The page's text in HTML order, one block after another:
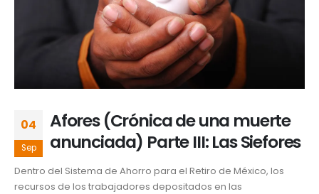
04
Sep
Afores (Crónica de una muerte
anunciada) Parte III: Las Siefores
Dentro del Sistema de Ahorro para el Retiro de México, los
recursos de los trabajadores depositados en las